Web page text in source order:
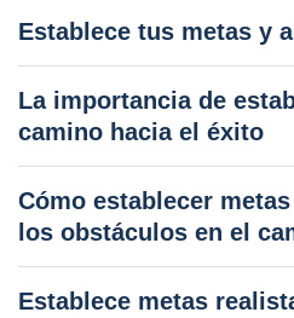
Establece tus metas y
La importancia de
camino hacia el éxito
Cómo establecer
los obstáculos en el
Establece metas